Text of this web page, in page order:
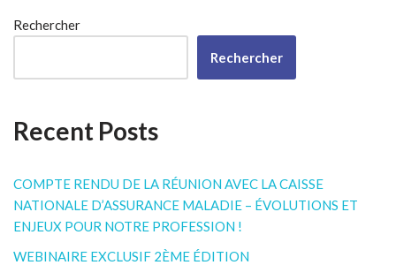
Rechercher
Rechercher
Recent Posts
COMPTE RENDU DE LA RÉUNION AVEC LA CAISSE
NATIONALE D’ASSURANCE MALADIE – ÉVOLUTIONS ET
ENJEUX POUR NOTRE PROFESSION !
WEBINAIRE EXCLUSIF 2ÈME ÉDITION